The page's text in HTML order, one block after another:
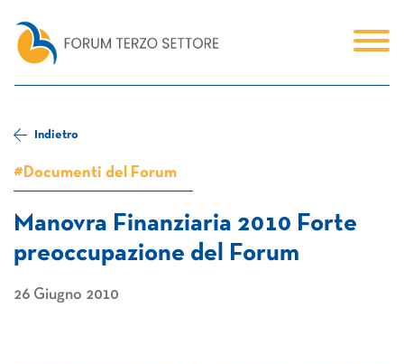
Indietro
#Documenti del Forum
Manovra Finanziaria 2010 Forte
preoccupazione del Forum
26 Giugno 2010